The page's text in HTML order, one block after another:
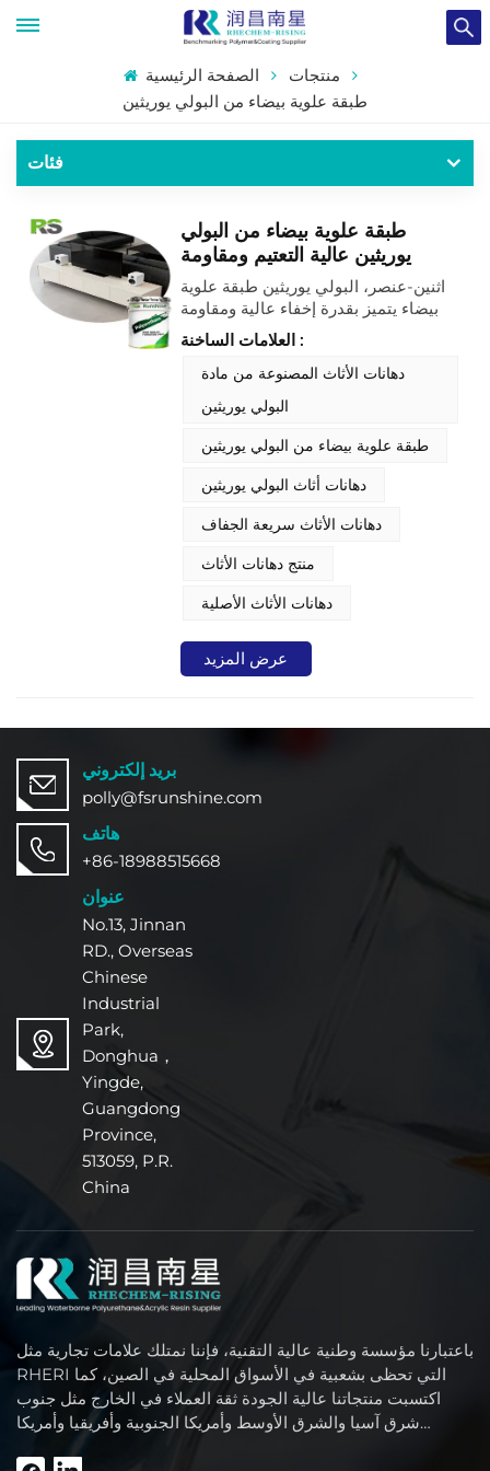
الصفحة الرئيسية
منتجات
طبقة علوية بيضاء من البولي يوريثين
فئات
طبقة علوية بيضاء من البولي
يوريثين عالية التعتيم ومقاومة
ممتازة للاصفرار
اثنين-عنصر، البولي يوريثين طبقة علوية
بيضاء يتميز بقدرة إخفاء عالية ومقاومة
ممتازة للاصفرار عند التعرض لأشعة
الشمس. بفضل تركيبته المصنوعة من
البولي يوريثان، يُشكل أغشية صلبة
فيزيائيًا ذات مقاومة كيميائية عالية للماء
العلامات الساخنة :
دهانات الأثاث المصنوعة من مادة
البولي يوريثين
طبقة علوية بيضاء من البولي يوريثين
دهانات أثاث البولي يوريثين
دهانات الأثاث سريعة الجفاف
منتج دهانات الأثاث
دهانات الأثاث الأصلية
عرض المزيد
بريد إلكتروني
polly@fsrunshine.com
هاتف
+86-18988515668
عنوان
No.13, Jinnan
RD., Overseas
Chinese
Industrial
Park,
Donghua，
Yingde,
Guangdong
Province,
513059, P.R.
China
باعتبارنا مؤسسة وطنية عالية التقنية، فإننا نمتلك علامات تجارية مثل
RHERI التي تحظى بشعبية في الأسواق المحلية في الصين، كما
اكتسبت منتجاتنا عالية الجودة ثقة العملاء في الخارج مثل جنوب
شرق آسيا والشرق الأوسط وأمريكا الجنوبية وأفريقيا وأمريكا